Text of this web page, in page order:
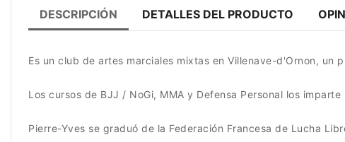
DESCRIPCIÓN DETALLES DEL PRODUCTO
Es un club de artes marciales mixtas en Villenave-d'Ornon, un
Los cursos de BJJ / NoGi, MMA y Defensa Personal los
Pierre-Yves se graduó de la Federación Francesa de Lucha